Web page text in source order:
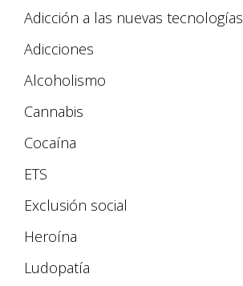
Adicción a las nuevas tecnologías
Adicciones
Alcoholismo
Cannabis
Cocaína
ETS
Exclusión social
Heroína
Ludopatía